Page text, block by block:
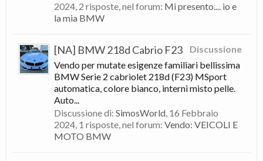
2024, 2 risposte, nel forum: Mi presento.... io e
la mia BMW
Discussione
[NA] BMW 218d Cabrio F23
Vendo per mutate esigenze familiari bellissima
BMW Serie 2 cabriolet 218d (F23) MSport
automatica, colore bianco, interni misto pelle.
Auto...
Discussione di: SimosWorld, 16 Febbraio
2024, 1 risposte, nel forum: Vendo: VEICOLI E
MOTO BMW